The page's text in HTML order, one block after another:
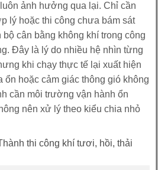
ảnh hưởng qua lại. Chỉ cần
lý hoặc thi công chưa bám sát
bộ cân bằng không khí trong công
Đây là lý do nhiều hệ nhìn từng
khi chạy thực tế lại xuất hiện
ổn hoặc cảm giác thông gió không
cần môi trường vận hành ổn
nên xử lý theo kiểu chia nhỏ